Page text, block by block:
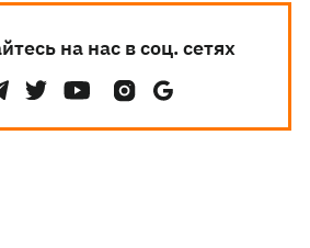
на нас в соц. сетях